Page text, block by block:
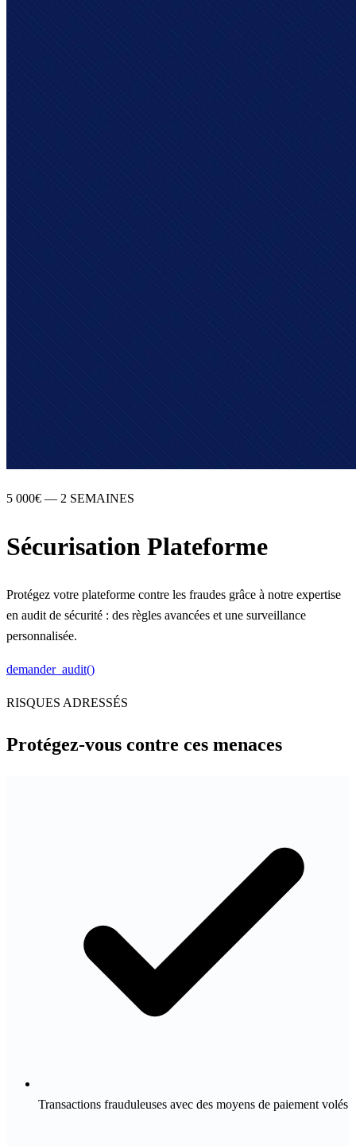
5 000€ — 2 SEMAINES
Sécurisation Plateforme
Protégez votre plateforme contre les fraudes grâce à notre expertise
en audit de sécurité : des règles avancées et une surveillance
personnalisée.
demander_audit()
RISQUES ADRESSÉS
Protégez-vous contre ces menaces
Transactions frauduleuses avec des moyens de paiement volés